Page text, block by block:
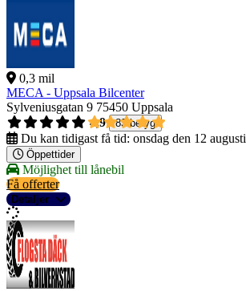
0,3 mil
MECA - Uppsala Bilcenter
Sylveniusgatan 9 75450 Uppsala
4,9
83 betyg
Du kan tidigast få tid: onsdag den 12 augusti
Öppettider
Möjlighet till lånebil
Få offerter
Detaljer